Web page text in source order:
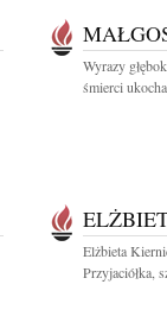
Wyrazy
śmierci
Elżbieta
Przyjaciółka,